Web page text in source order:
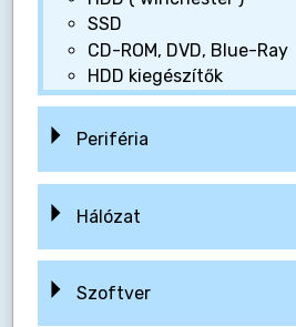
SSD
CD-ROM, DVD, Blue-Ray
HDD kiegészítők
Periféria
Hálózat
Szoftver